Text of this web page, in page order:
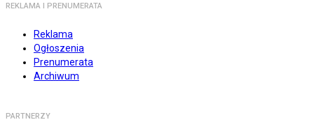
REKLAMA I PRENUMERATA
Reklama
Ogłoszenia
Prenumerata
Archiwum
PARTNERZY